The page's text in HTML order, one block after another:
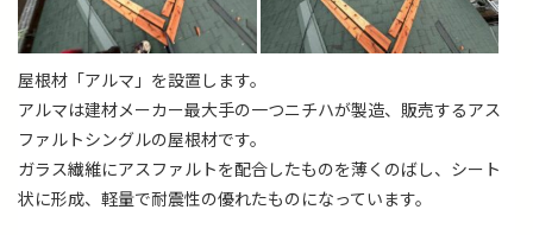
屋根材「アルマ」を設置します。
アルマは建材メーカー最大手の一つニチハが製造、販売するアス
ファルトシングルの屋根材です。
ガラス繊維にアスファルトを配合したものを薄くのばし、シート
状に形成、軽量で耐震性の優れたものになっています。